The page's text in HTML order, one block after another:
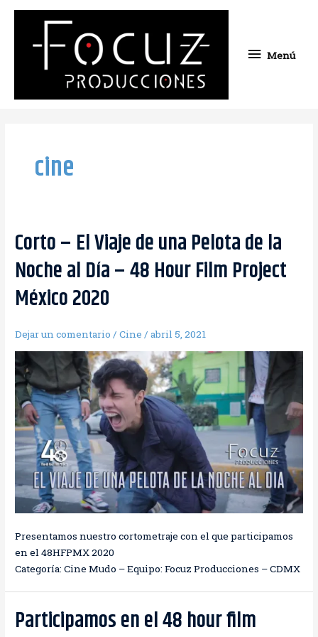
Menú
cine
Corto – El Viaje de una Pelota de la
Noche al Día – 48 Hour Film Project
México 2020
Dejar un comentario /Cine /abril 5, 2021
Presentamos nuestro cortometraje con el que participamos
en el 48HFPMX 2020
Categoría: Cine Mudo – Equipo: Focuz Producciones – CDMX
Participamos en el 48 hour film
Participamos
en